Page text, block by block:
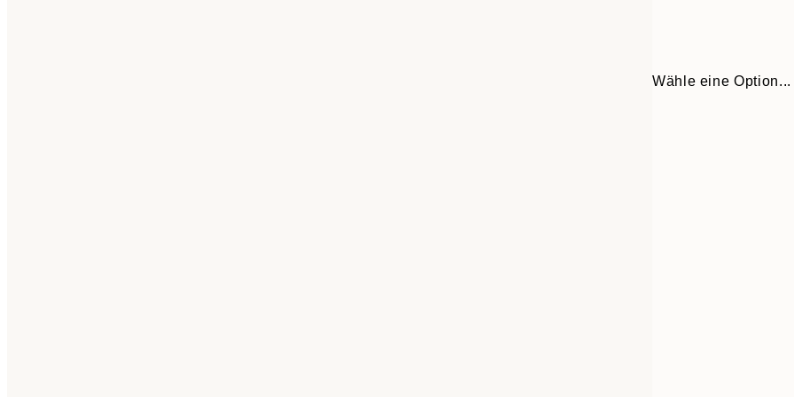
Wähle eine Option...